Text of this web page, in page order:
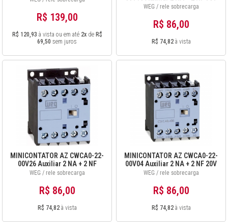
R$ 139,00
R$ 120,93 à vista ou em até 2xde R$
69,50 sem juros
50Hz/110V 60Hz 12486817
WEG / rele sobrecarga
R$ 86,00
R$ 74,82à vista
MINICONTATOR AZ CWCA0-22-
00V26 Auxiliar 2 NA + 2 NF
190V 50Hz/220V 60Hz
WEG / rele sobrecarga
R$ 86,00
R$ 74,82à vista
MINICONTATOR AZ CWCA0-22-
00V04 Auxiliar 2 NA + 2 NF 20V
50Hz/24V 60Hz 12486787
WEG / rele sobrecarga
R$ 86,00
R$ 74,82à vista